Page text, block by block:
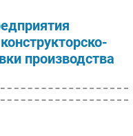
производства